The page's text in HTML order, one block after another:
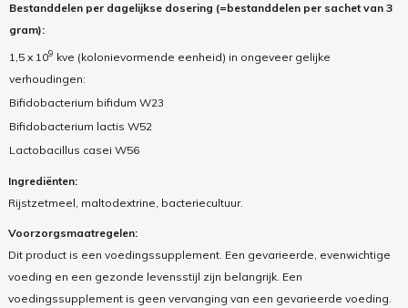
Bestanddelen per dagelijkse dosering (=bestanddelen per sachet van 3
gram):
1,5 x 109 kve (kolonievormende eenheid) in ongeveer gelijke
verhoudingen:
Bifidobacterium bifidum W23
Bifidobacterium lactis W52
Lactobacillus casei W56
Ingrediënten:
Rijstzetmeel, maltodextrine, bacteriecultuur.
Voorzorgsmaatregelen:
Dit product is een voedingssupplement. Een gevarieerde, evenwichtige
voeding en een gezonde levensstijl zijn belangrijk. Een
voedingssupplement is geen vervanging van een gevarieerde voeding.